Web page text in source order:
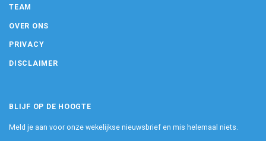
TEAM
OVER ONS
PRIVACY
DISCLAIMER
BLIJF OP DE HOOGTE
Meld je aan voor onze wekelijkse nieuwsbrief en mis helemaal niets.